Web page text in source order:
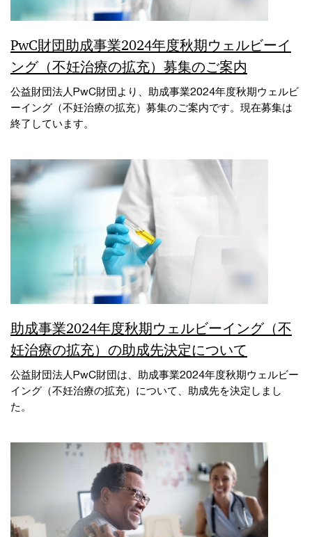
PwC財団助成事業2024年度秋期ウェルビーイ
ング（不妊治療の拡充）募集のご案内
公益財団法人PwC財団より、助成事業2024年度秋期ウェルビ
ーイング（不妊治療の拡充）募集のご案内です。現在募集は
終了しています。
助成事業2024年度秋期ウェルビーイング（不
妊治療の拡充）の助成先決定について
公益財団法人PwC財団は、助成事業2024年度秋期ウェルビー
イング（不妊治療の拡充）について、助成先を決定しまし
た。